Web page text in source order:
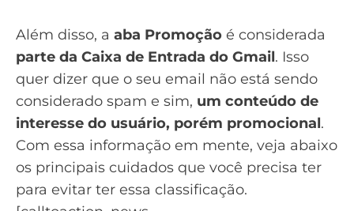
Além disso, a aba Promoção é considerada
parte da Caixa de Entrada do Gmail. Isso
quer dizer que o seu email não está sendo
considerado spam e sim, um conteúdo de
interesse do usuário, porém promocional.
Com essa informação em mente, veja abaixo
os principais cuidados que você precisa ter
para evitar ter essa classificação.